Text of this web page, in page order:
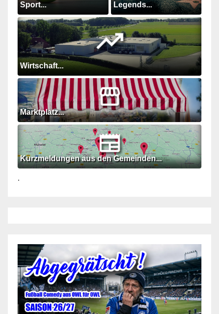
Sport... Legends...
Wirtschaft...
Marktplatz...
Kurzmeldungen aus den Gemeinden...
.